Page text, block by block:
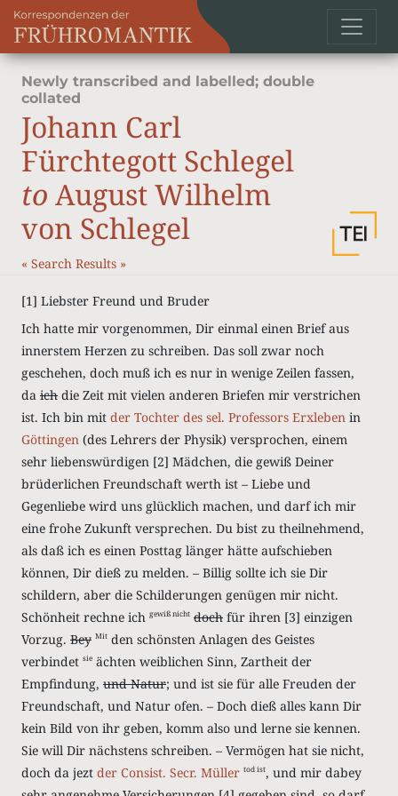
Newly transcribed and labelled; double
collated
Johann Carl
Fürchtegott Schlegel
to August Wilhelm
von Schlegel
« Search Results »
[1] Liebster Freund und Bruder
Ich hatte mir vorgenommen, Dir einmal einen Brief aus
innerstem Herzen zu schreiben. Das soll zwar noch
geschehen, doch muß ich es nur in wenige Zeilen fassen,
da ich die Zeit mit vielen anderen Briefen mir verstrichen
ist. Ich bin mit der Tochter des sel. Professors Erxleben in
Göttingen (des Lehrers der Physik) versprochen, einem
sehr liebenswürdigen [2] Mädchen, die gewiß Deiner
brüderlichen Freundschaft werth ist – Liebe und
Gegenliebe wird uns glücklich machen, und darf ich mir
eine frohe Zukunft versprechen. Du bist zu theilnehmend,
als daß ich es einen Posttag länger hätte aufschieben
können, Dir dieß zu melden. – Billig sollte ich sie Dir
schildern, aber die Schilderungen genügen mir nicht.
Schönheit rechne ich gewiß nicht doch für ihren [3] einzigen
Vorzug. Bey Mit den schönsten Anlagen des Geistes
verbindet sie ächten weiblichen Sinn, Zartheit der
Empfindung, und Natur; und ist sie für alle Freuden der
Freundschaft, und Natur ofen. – Doch dieß alles kann Dir
kein Bild von ihr geben, komm also und lerne sie kennen.
Sie will Dir nächstens schreiben. – Vermögen hat sie nicht,
doch da jezt der Consist. Secr. Müller tod ist, und mir dabey